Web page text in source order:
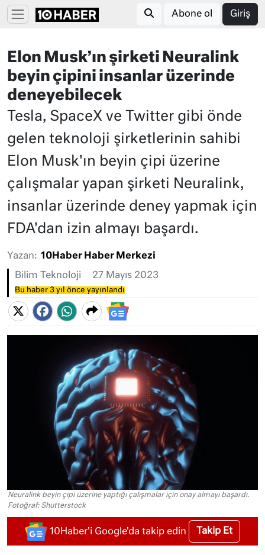
Abone ol Giriş
Elon Musk’ın şirketi Neuralink
beyin çipini insanlar üzerinde
deneyebilecek
Tesla, SpaceX ve Twitter gibi önde
gelen teknoloji şirketlerinin sahibi
Elon Musk'ın beyin çipi üzerine
çalışmalar yapan şirketi Neuralink,
insanlar üzerinde deney yapmak için
FDA'dan izin almayı başardı.
Yazan: 10Haber Haber Merkezi
Bilim Teknoloji 27 Mayıs 2023
Bu haber 3 yıl önce yayınlandı
Neuralink beyin çipi üzerine yaptığı çalışmalar için onay almayı başardı.
Fotoğraf: Shutterstock
10Haber'i Google'da takip edin Takip Et